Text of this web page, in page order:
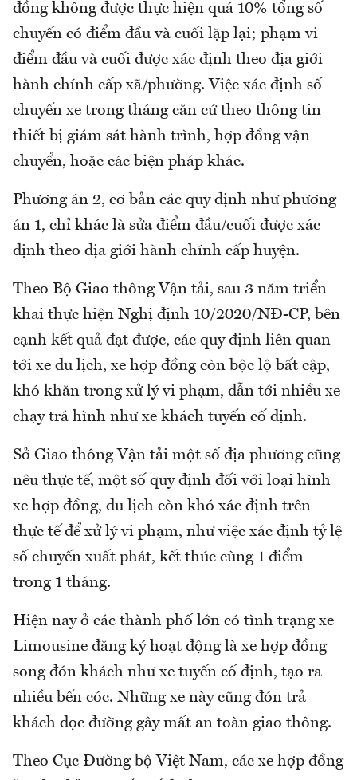
đồng không được thực hiện quá 10% tổng số
chuyến có điểm đầu và cuối lặp lại; phạm vi
điểm đầu và cuối được xác định theo địa giới
hành chính cấp xã/phường. Việc xác định số
chuyến xe trong tháng căn cứ theo thông tin
thiết bị giám sát hành trình, hợp đồng vận
chuyển, hoặc các biện pháp khác.
Phương án 2, cơ bản các quy định như phương
án 1, chỉ khác là sửa điểm đầu/cuối được xác
định theo địa giới hành chính cấp huyện.
Theo Bộ Giao thông Vận tải, sau 3 năm triển
khai thực hiện Nghị định 10/2020/NĐ-CP, bên
cạnh kết quả đạt được, các quy định liên quan
tới xe du lịch, xe hợp đồng còn bộc lộ bất cập,
khó khăn trong xử lý vi phạm, dẫn tới nhiều xe
chạy trá hình như xe khách tuyến cố định.
Sở Giao thông Vận tải một số địa phương cũng
nêu thực tế, một số quy định đối với loại hình
xe hợp đồng, du lịch còn khó xác định trên
thực tế để xử lý vi phạm, như việc xác định tỷ lệ
số chuyến xuất phát, kết thúc cùng 1 điểm
trong 1 tháng.
Hiện nay ở các thành phố lớn có tình trạng xe
Limousine đăng ký hoạt động là xe hợp đồng
song đón khách như xe tuyến cố định, tạo ra
nhiều bến cóc. Những xe này cũng đón trả
khách dọc đường gây mất an toàn giao thông.
Theo Cục Đường bộ Việt Nam, các xe hợp đồng